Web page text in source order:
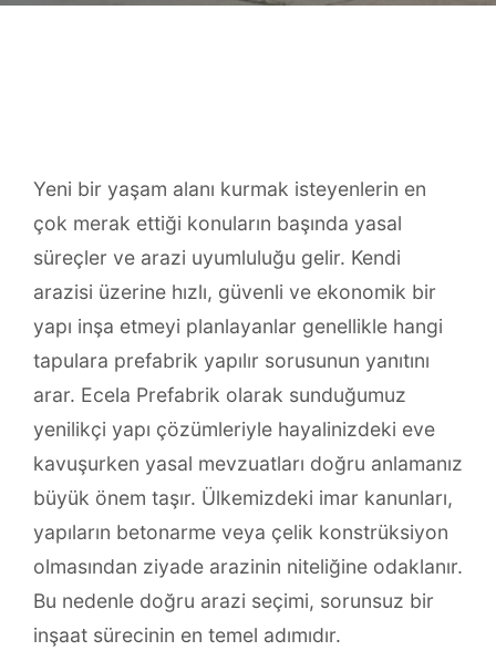
Yeni bir yaşam alanı kurmak isteyenlerin en
çok merak ettiği konuların başında yasal
süreçler ve arazi uyumluluğu gelir. Kendi
arazisi üzerine hızlı, güvenli ve ekonomik bir
yapı inşa etmeyi planlayanlar genellikle hangi
tapulara prefabrik yapılır sorusunun yanıtını
arar. Ecela Prefabrik olarak sunduğumuz
yenilikçi yapı çözümleriyle hayalinizdeki eve
kavuşurken yasal mevzuatları doğru anlamanız
büyük önem taşır. Ülkemizdeki imar kanunları,
yapıların betonarme veya çelik konstrüksiyon
olmasından ziyade arazinin niteliğine odaklanır.
Bu nedenle doğru arazi seçimi, sorunsuz bir
inşaat sürecinin en temel adımıdır.